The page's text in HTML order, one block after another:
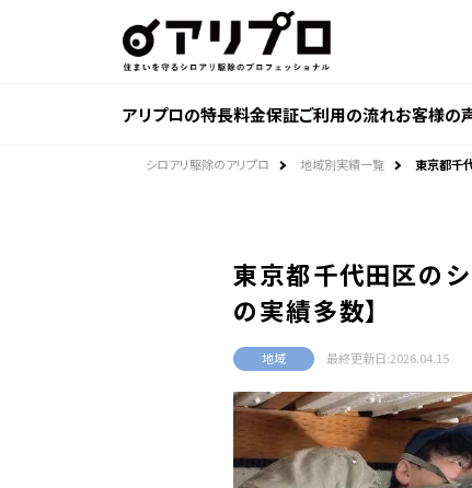
アリプロの特長料金保証ご利用の流れお客様の
シロアリ駆除のアリプロ 地域別実績一覧 東京都千
東京都千代田区の
の実績多数】
地域 最終更新日:2026.04.15